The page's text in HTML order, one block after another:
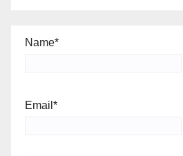
Name*
Email*